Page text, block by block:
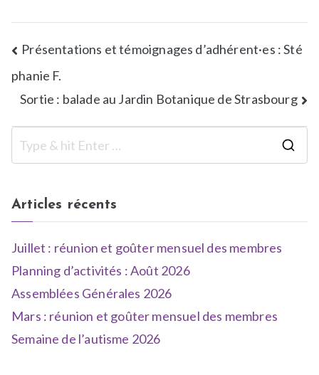
Présentations et témoignages d’adhérent·es : Sté
phanie F.
Sortie : balade au Jardin Botanique de Strasbourg
Articles récents
Juillet : réunion et goûter mensuel des membres
Planning d’activités : Août 2026
Assemblées Générales 2026
Mars : réunion et goûter mensuel des membres
Semaine de l’autisme 2026